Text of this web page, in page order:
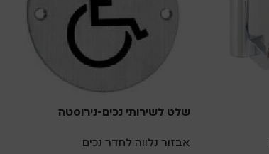
שלט לשירותי נכים-נירוסטה
אבזור נלווה לחדר נכים